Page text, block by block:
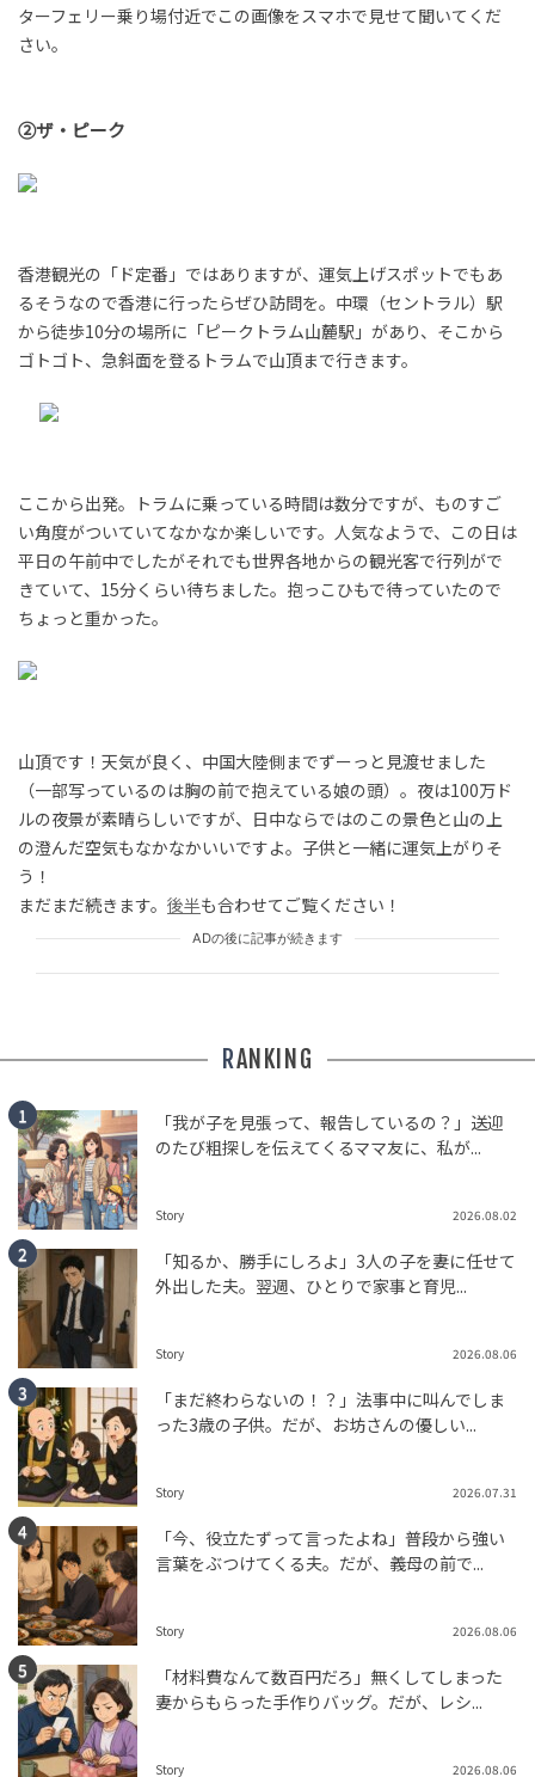
ターフェリー乗り場付近でこの画像をスマホで見せて聞いてくだ
さい。
②ザ・ピーク
香港観光の「ド定番」ではありますが、運気上げスポットでもあ
るそうなので香港に行ったらぜひ訪問を。中環（セントラル）駅
から徒歩10分の場所に「ピークトラム山麓駅」があり、そこから
ゴトゴト、急斜面を登るトラムで山頂まで行きます。
ここから出発。トラムに乗っている時間は数分ですが、ものすご
い角度がついていてなかなか楽しいです。人気なようで、この日は
平日の午前中でしたがそれでも世界各地からの観光客で行列がで
きていて、15分くらい待ちました。抱っこひもで待っていたので
ちょっと重かった。
山頂です！天気が良く、中国大陸側までずーっと見渡せました
（一部写っているのは胸の前で抱えている娘の頭）。夜は100万ド
ルの夜景が素晴らしいですが、日中ならではのこの景色と山の上
の澄んだ空気もなかなかいいですよ。子供と一緒に運気上がりそ
う！
まだまだ続きます。 後半も合わせてご覧ください！
ADの後に記事が続きます
RANKING
「我が子を見張って、報告しているの？」送迎
のたび粗探しを伝えてくるママ友に、私が...
Story 2026.08.02
「知るか、勝手にしろよ」3人の子を妻に任せて
外出した夫。翌週、ひとりで家事と育児...
Story 2026.08.06
「まだ終わらないの！？」法事中に叫んでしま
った3歳の子供。だが、お坊さんの優しい...
Story 2026.07.31
「今、役立たずって言ったよね」普段から強い
言葉をぶつけてくる夫。だが、義母の前で...
Story 2026.08.06
「材料費なんて数百円だろ」無くしてしまった
妻からもらった手作りバッグ。だが、レシ...
Story 2026.08.06